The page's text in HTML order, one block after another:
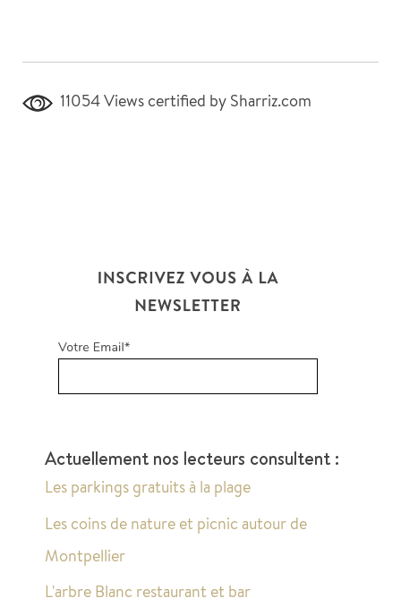
11054 Views certified by Sharriz.com
Actuellement nos lecteurs consultent :
Les parkings gratuits à la plage
Les coins de nature et picnic autour de
Montpellier
L'arbre Blanc restaurant et bar